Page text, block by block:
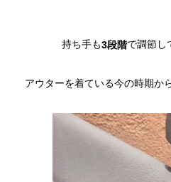
持ち手も3段階で調節し
アウターを着ている今の時期か